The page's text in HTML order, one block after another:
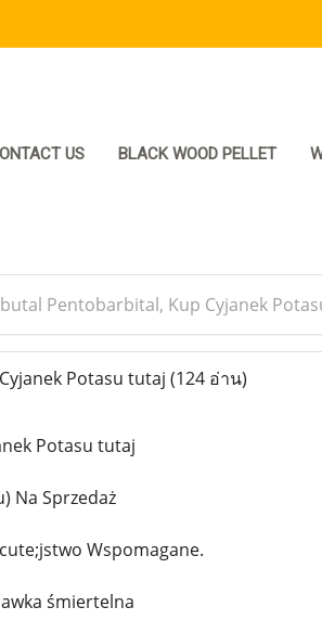
US BLACK WOOD PELLET
Pentobarbital, Kup Cyjanek
Potasu tutaj (124 อ่าน)
Potasu tutaj
Na Sprzedaż
Wspomagane.
śmiertelna